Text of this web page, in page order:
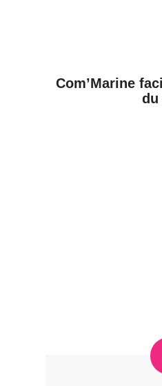
Com’Marine
du